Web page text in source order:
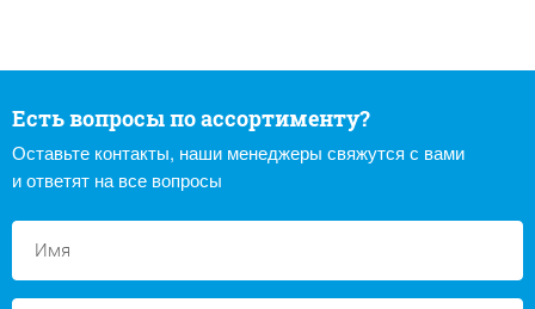
Есть вопросы по ассортименту?
Оставьте контакты, наши менеджеры свяжутся с вами
и ответят на все вопросы